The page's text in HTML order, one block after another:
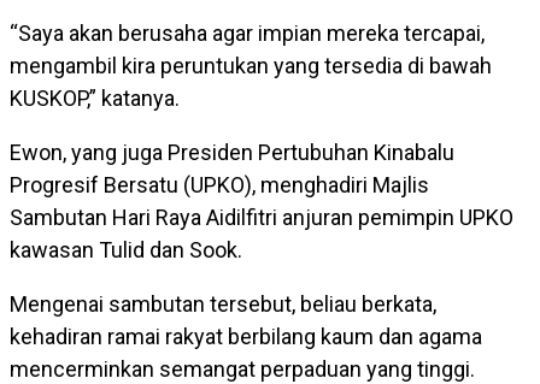
“Saya akan berusaha agar impian mereka tercapai,
mengambil kira peruntukan yang tersedia di bawah
KUSKOP,” katanya.
Ewon, yang juga Presiden Pertubuhan Kinabalu
Progresif Bersatu (UPKO), menghadiri Majlis
Sambutan Hari Raya Aidilfitri anjuran pemimpin UPKO
kawasan Tulid dan Sook.
Mengenai sambutan tersebut, beliau berkata,
kehadiran ramai rakyat berbilang kaum dan agama
mencerminkan semangat perpaduan yang tinggi.